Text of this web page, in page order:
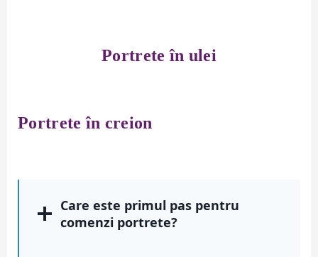
Portrete în ulei
Portrete în creion
Care este primul pas pentru
comenzi portrete?